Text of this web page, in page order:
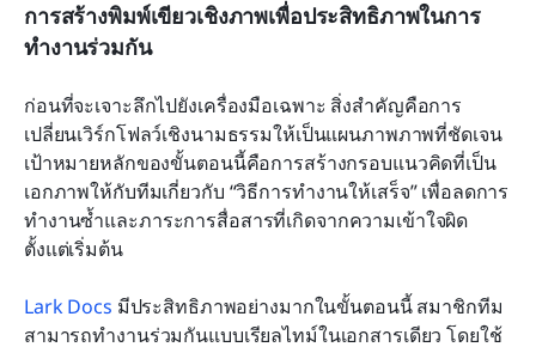
การสร้างพิมพ์เขียวเชิงภาพเพื่อประสิทธิภาพในการ
ทำงานร่วมกัน
ก่อนที่จะเจาะลึกไปยังเครื่องมือเฉพาะ สิ่งสำคัญคือการ
เปลี่ยนเวิร์กโฟลว์เชิงนามธรรมให้เป็นแผนภาพภาพที่ชัดเจน
เป้าหมายหลักของขั้นตอนนี้คือการสร้างกรอบแนวคิดที่เป็น
เอกภาพให้กับทีมเกี่ยวกับ “วิธีการทำงานให้เสร็จ” เพื่อลดการ
ทำงานซ้ำและภาระการสื่อสารที่เกิดจากความเข้าใจผิด
ตั้งแต่เริ่มต้น
Lark Docs มีประสิทธิภาพอย่างมากในขั้นตอนนี้ สมาชิกทีม
สามารถทำงานร่วมกันแบบเรียลไทม์ในเอกสารเดียว โดยใช้